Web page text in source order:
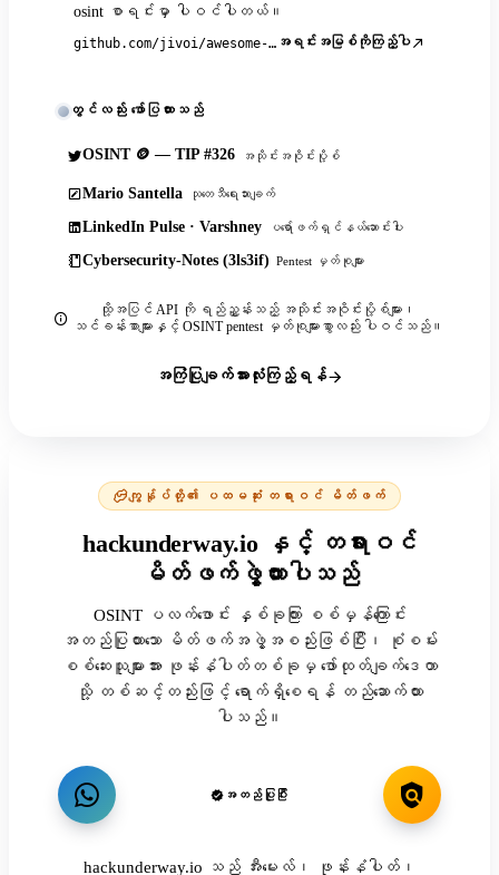
osint စာရင်းမှာ ပါဝင်ပါတယ်။
github.com/jivoi/awesome-osint အရင်းအမြစ်ကိုကြည့်ပါ
တွင်လည်း ဖော်ပြထားသည်
OSINT 🪙 — TIP #326 အသိုင်းအဝိုင်းပို့စ်
Mario Santella သုတေသီရေးသားချက်
LinkedIn Pulse · Varshney ပရော်ဖက်ရှင်နယ်ဆောင်းပါး
Cybersecurity-Notes (3ls3if) Pentest မှတ်စုများ
ထို့အပြင် API ကို ရည်ညွှန်းသည့် အသိုင်းအဝိုင်းပို့စ်များ၊
သင်ခန်းစာများနှင့် OSINT pentest မှတ်စုများစွာလည်း ပါဝင်သည်။
အကြံပြုချက်အားလုံးကြည့်ရန်
ကျွန်ုပ်တို့၏ ပထမဆုံး တရားဝင် မိတ်ဖက်
hackunderway.io နှင့် တရားဝင်
မိတ်ဖက်ဖွဲ့ထားပါသည်
OSINT ပလက်ဖောင်း နှစ်ခုကြား စစ်မှန်ကြောင်း
အတည်ပြုထားသော မိတ်ဖက်အဖွဲ့အစည်းဖြစ်ပြီး၊ စုံစမ်း
စစ်ဆေးသူများအား ဖုန်းနံပါတ်တစ်ခုမှ ဖော်ထုတ်ချက်ဒေတာ
သို့ တစ်ဆင့်တည်းဖြင့် ရောက်ရှိစေရန် တည်ဆောက်ထား
ပါသည်။
အတည်ပြုပြီး
hackunderway.io သည် အီးမေးလ်၊ ဖုန်းနံပါတ်၊